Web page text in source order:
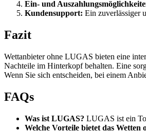
Ein- und
Kundensupport: Ein zuverlässiger
Fazit
Wettanbieter ohne LUGAS bieten eine
Nachteile im Hinterkopf behalten. Eine
Wenn Sie sich entscheiden, bei einem
FAQs
Was ist LUGAS? LUGAS ist ein
Welche Vorteile bietet das Wetten